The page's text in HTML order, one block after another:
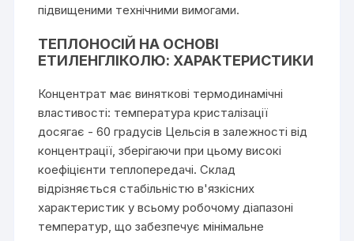
підвищеними технічними вимогами.
ТЕПЛОНОСІЙ НА ОСНОВІ
ЕТИЛЕНГЛІКОЛЮ: ХАРАКТЕРИСТИКИ
Концентрат має виняткові термодинамічні
властивості: температура кристалізації
досягає - 60 градусів Цельсія в залежності від
концентрації, зберігаючи при цьому високі
коефіцієнти теплопередачі. Склад
відрізняється стабільністю в'язкісних
характеристик у всьому робочому діапазоні
температур, що забезпечує мінімальне